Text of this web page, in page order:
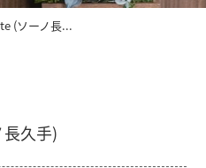
(ソーノ長...
久手)